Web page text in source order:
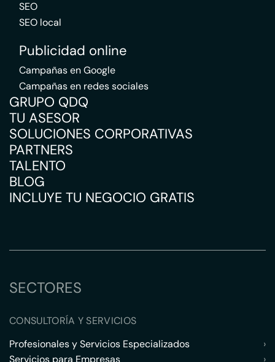
SEO
SEO local
Publicidad online
Campañas en Google
Campañas en redes sociales
GRUPO QDQ
TU ASESOR
SOLUCIONES CORPORATIVAS
PARTNERS
TALENTO
BLOG
INCLUYE TU NEGOCIO GRATIS
SECTORES
CONSULTORÍA Y SERVICIOS
Profesionales y Servicios Especializados
›
Servicios para Empresas
›